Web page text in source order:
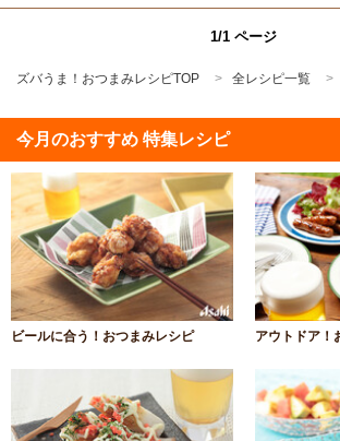
1/1 ページ
ズバうま！おつまみレシピTOP 全レシピ一覧
今月のおすすめ 特集レシピ
ビールに合う！おつまみレシピ アウトドア！